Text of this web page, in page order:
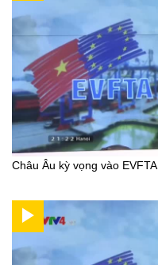
Châu Âu kỳ vọng vào EVFTA